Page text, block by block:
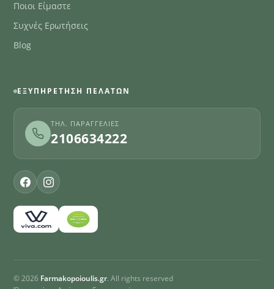
Ποιοι Είμαστε
Συχνές Ερωτήσεις
Blog
ΕΞΥΠΗΡΈΤΗΣΗ ΠΕΛΑΤΏΝ
ΤΗΛ. ΠΑΡΑΓΓΕΛΊΕΣ
2106634222
© 2026 Farmakopoioulis.gr. All rights reserved